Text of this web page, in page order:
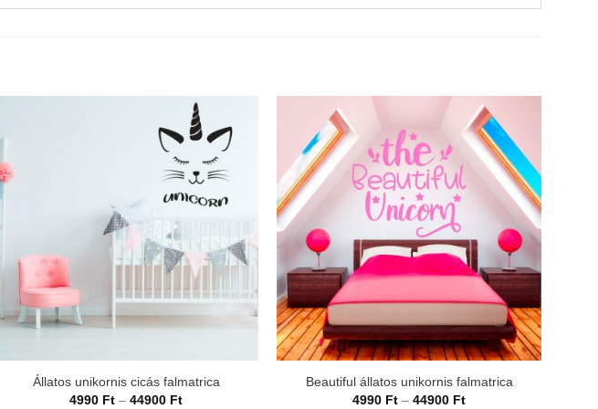
Állatos unikornis cicás falmatrica
4990 Ft – 44900 FtÁrtartomány:
Beautiful állatos unikornis falmatrica
4990 Ft – 44900 FtÁrtartomány: